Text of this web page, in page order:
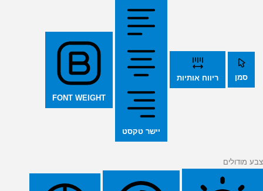
סמן ריווח אותיות
יישר טקסט
FONT WEIGHT
צבע מודולים